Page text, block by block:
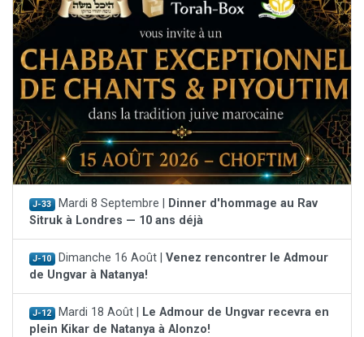
J-33 Mardi 8 Septembre |
Dinner d'hommage au Rav
Sitruk à Londres — 10 ans déjà
J-10 Dimanche 16 Août | Venez rencontrer le Admour
de Ungvar à Natanya!
J-12 Mardi 18 Août |
Le Admour de Ungvar recevra en
plein Kikar de Natanya à Alonzo!